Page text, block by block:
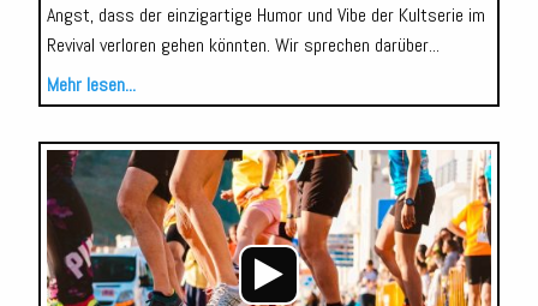
Angst, dass der einzigartige Humor und Vibe der Kultserie im
Revival verloren gehen könnten. Wir sprechen darüber...
Mehr lesen...
Audio-
Player